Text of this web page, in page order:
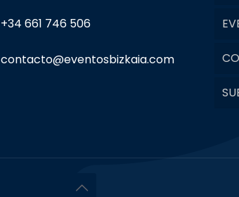
+34 661 746 506
contacto@eventosbizkaia.com